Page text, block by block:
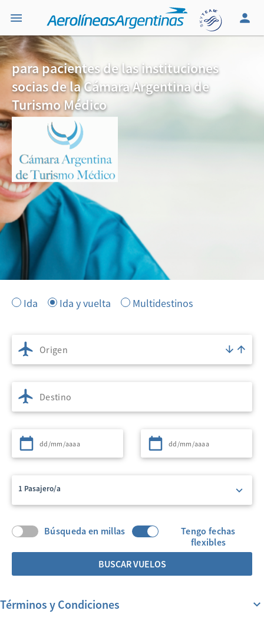
para pacientes de las instituciones
socias de la Cámara Argentina de
Turismo Médico
Ida Ida y vuelta Multidestinos
Origen
Destino
Partida Regreso
1 Pasajero/a
Búsqueda en millas
Tengo fechas
flexibles
BUSCAR VUELOS
Términos y Condiciones